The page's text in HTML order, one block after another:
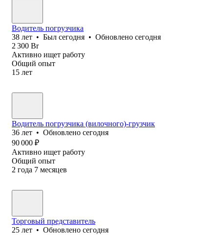
Водитель погрузчика
38 лет • Был сегодня • Обновлено сегодня
2 300 Br
Активно ищет работу
Общий опыт
15 лет
Водитель погрузчика (вилочного)-грузчик
36 лет • Обновлено сегодня
90 000 ₽
Активно ищет работу
Общий опыт
2 года 7 месяцев
Торговый представитель
25 лет • Обновлено сегодня